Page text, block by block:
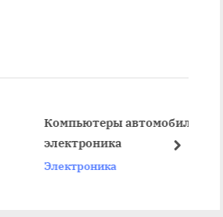
Компьютеры автомобили
электроника
Электроника
next